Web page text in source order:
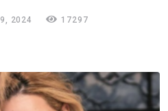
2024
17297